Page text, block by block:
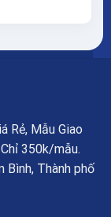
Rẻ, Mẫu Giao
350k/mẫu.
Bình, Thành phố